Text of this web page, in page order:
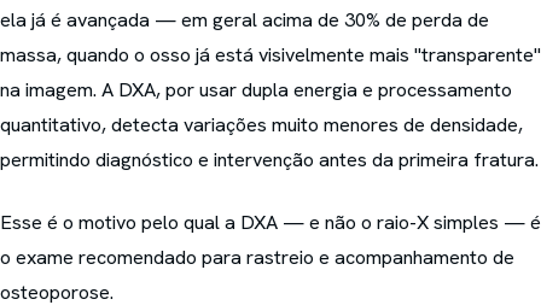
ela já é avançada — em geral acima de 30% de perda de
massa, quando o osso já está visivelmente mais "transparente"
na imagem. A DXA, por usar dupla energia e processamento
quantitativo, detecta variações muito menores de densidade,
permitindo diagnóstico e intervenção antes da primeira fratura.
Esse é o motivo pelo qual a DXA — e não o raio-X simples — é
o exame recomendado para rastreio e acompanhamento de
osteoporose.